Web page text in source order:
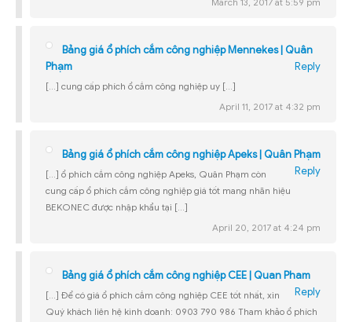
March 13, 2017 at 5:59 pm
Bảng giá ổ phích cắm công nghiệp Mennekes | Quân
Phạm
Reply
[…] cung cấp phích ổ cắm công nghiệp uy […]
April 11, 2017 at 4:32 pm
Bảng giá ổ phích cắm công nghiệp Apeks | Quân Phạm
Reply
[…] ổ phích cắm công nghiệp Apeks, Quân Phạm còn
cung cấp ổ phích cắm công nghiệp giá tốt mang nhãn hiệu
BEKONEC được nhập khẩu tại […]
April 20, 2017 at 4:24 pm
Bảng giá ổ phích cắm công nghiệp CEE | Quan Pham
Reply
[…] Để có giá ổ phích cắm công nghiệp CEE tốt nhất, xin
Quý khách liên hệ kinh doanh: 0903 790 986 Tham khảo ổ phích